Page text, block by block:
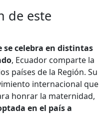
de este
se celebra en distintas
, Ecuador comparte la
países de la Región. Su
internacional que
honrar la maternidad,
en el país a